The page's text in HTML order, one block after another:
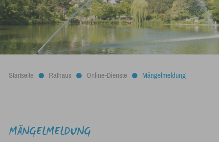
Startseite Rathaus Online-Dienste Mängelmeldung
MÄNGELMELDUNG